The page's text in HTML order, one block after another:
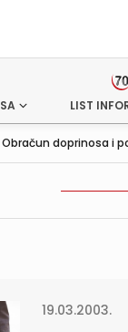
LIST
Obračun doprinosa i
19.03.2003.